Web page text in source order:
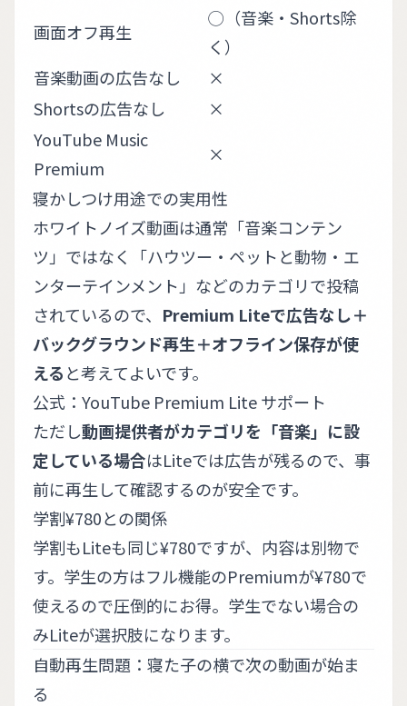
画面オフ再生
◯（音楽・Shorts除
く）
音楽動画の広告なし
×
Shortsの広告なし
×
YouTube Music
Premium
×
寝かしつけ用途での実用性
ホワイトノイズ動画は通常「音楽コンテン
ツ」ではなく「ハウツー・ペットと動物・エ
ンターテインメント」などのカテゴリで投稿
されているので、 Premium Liteで広告なし＋
バックグラウンド再生＋オフライン保存が使
えると考えてよいです。
公式： YouTube Premium Lite サポート
ただし動画提供者がカテゴリを「音楽」に設
定している場合はLiteでは広告が残るので、事
前に再生して確認するのが安全です。
学割¥780との関係
学割もLiteも同じ¥780ですが、内容は別物で
す。学生の方はフル機能のPremiumが¥780で
使えるので圧倒的にお得。学生でない場合の
みLiteが選択肢になります。
自動再生問題：寝た子の横で次の動画が始ま
る